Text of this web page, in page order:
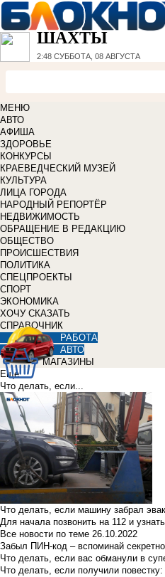
ШАХТЫ
2:48 СУББОТА, 08 АВГУСТА
МЕНЮ
АВТО
АФИША
ЗДОРОВЬЕ
КОНКУРСЫ
КРАЕВЕДЧЕСКИЙ МУЗЕЙ
КУЛЬТУРА
ЛИЦА ГОРОДА
НАРОДНЫЙ РЕПОРТЁР
НЕДВИЖИМОСТЬ
ОБРАЩЕНИЕ В РЕДАКЦИЮ
ОБЩЕСТВО
ПРОИСШЕСТВИЯ
ПОЛИТИКА
СПЕЦПРОЕКТЫ
СПОРТ
ЭКОНОМИКА
ХОЧУ СКАЗАТЬ
СПРАВОЧНИК
РАБОТА
АВТО
МАГАЗИНЫ
Еще
Что делать, если...
Что делать, если машину забрал
Для начала позвонить на 112 и
Все новости по теме 26.10.2022
Забыл ПИН-код – вспоминай
Что делать, если вас обманули в
Что делать, если получили